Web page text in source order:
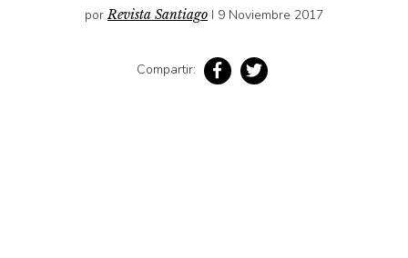
porRevista Santiago I 9 Noviembre 2017
Compartir: